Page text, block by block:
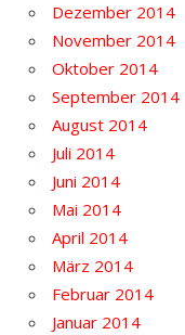
Dezember 2014
November 2014
Oktober 2014
September 2014
August 2014
Juli 2014
Juni 2014
Mai 2014
April 2014
März 2014
Februar 2014
Januar 2014